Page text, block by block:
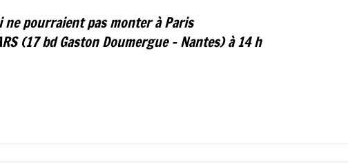
ne pourraient pas monter à Paris
(17 bd Gaston Doumergue – Nantes) à 14 h